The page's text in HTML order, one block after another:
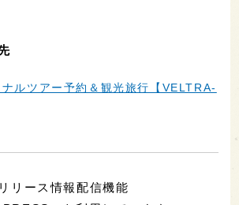
ルツアー予約＆観光旅行【VELTRA-
リース情報配信機能